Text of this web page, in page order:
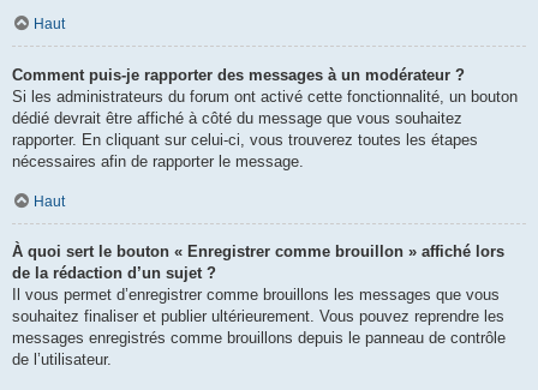
Haut
Comment puis-je rapporter des messages à un modérateur ?
Si les administrateurs du forum ont activé cette fonctionnalité, un bouton
dédié devrait être affiché à côté du message que vous souhaitez
rapporter. En cliquant sur celui-ci, vous trouverez toutes les étapes
nécessaires afin de rapporter le message.
Haut
À quoi sert le bouton « Enregistrer comme brouillon » affiché lors
de la rédaction d’un sujet ?
Il vous permet d’enregistrer comme brouillons les messages que vous
souhaitez finaliser et publier ultérieurement. Vous pouvez reprendre les
messages enregistrés comme brouillons depuis le panneau de contrôle
de l’utilisateur.